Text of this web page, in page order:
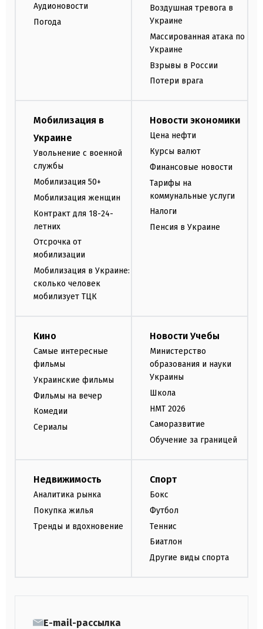
Аудионовости
Погода
Воздушная тревога в
Украине
Массированная атака по
Украине
Взрывы в России
Потери врага
Мобилизация в
Украине
Увольнение с военной
службы
Мобилизация 50+
Мобилизация женщин
Контракт для 18-24-
летних
Отсрочка от
мобилизации
Мобилизация в Украине:
сколько человек
мобилизует ТЦК
Новости экономики
Цена нефти
Курсы валют
Финансовые новости
Тарифы на
коммунальные услуги
Налоги
Пенсия в Украине
Кино
Самые интересные
фильмы
Украинские фильмы
Фильмы на вечер
Комедии
Сериалы
Новости Учебы
Министерство
образования и науки
Украины
Школа
НМТ 2026
Саморазвитие
Обучение за границей
Недвижимость
Аналитика рынка
Покупка жилья
Тренды и вдохновение
Спорт
Бокс
Футбол
Теннис
Биатлон
Другие виды спорта
E-mail-рассылка